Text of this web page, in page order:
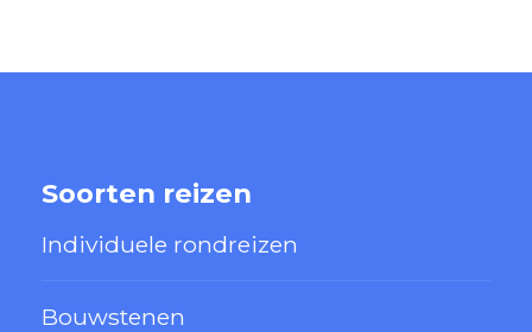
Soorten reizen
Individuele rondreizen
Bouwstenen